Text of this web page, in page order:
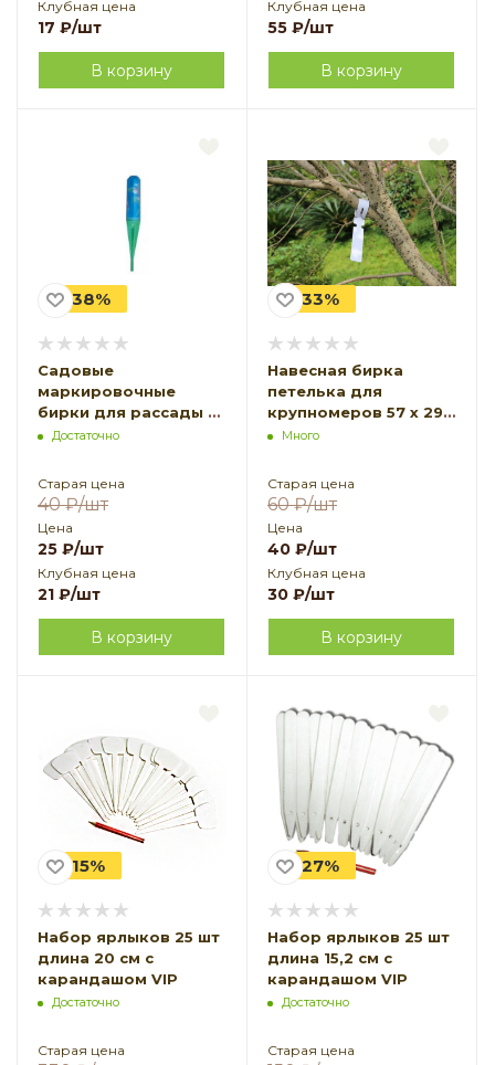
Клубная цена
17 ₽/шт
В корзину
Клубная цена
55 ₽/шт
В корзину
-38%
Садовые
маркировочные
бирки для рассады с
защитным колпачком
Достаточно
Старая цена
40₽/шт
Цена
25 ₽/шт
Клубная цена
21 ₽/шт
В корзину
-33%
Навесная бирка
петелька для
крупномеров 57 х 298
мм 5 шт белая
Много
Старая цена
60₽/шт
Цена
40 ₽/шт
Клубная цена
30 ₽/шт
В корзину
-15%
Набор ярлыков 25 шт
длина 20 см с
карандашом VIP
Достаточно
Старая цена
-27%
Набор ярлыков 25 шт
длина 15,2 см с
карандашом VIP
Достаточно
Старая цена